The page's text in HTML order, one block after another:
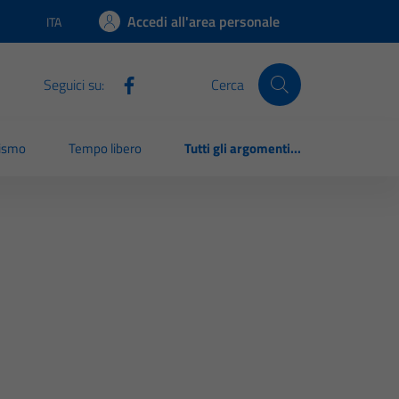
Lingua attiva:
ITA Accedi all'area personale
Seguici su: Cerca
Tempo libero Tutti gli argomenti...